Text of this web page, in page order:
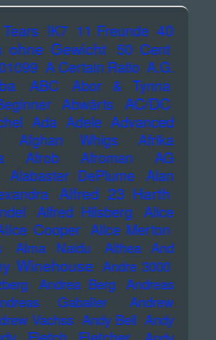
!K7 11 Freunde 40
ohne Gewicht 50 Cent
01099 A Certain Ratio A.G.
ABC
Abor & Tynna
Abwärts AC/DC
Ada Adele Advanced
Afghan Whigs
Afrika
Afrob Afroman
AG
Alabaster DePlume
Alan
Alfred 23 Harth
Alfred Hilsberg
Alice
Cooper Alice Merton
Alma Naidu
Althea And
Winehouse Andre 3000
Andrea Berg
Andreas
Gabalier
Andrew
Vachss Andy Bell Andy